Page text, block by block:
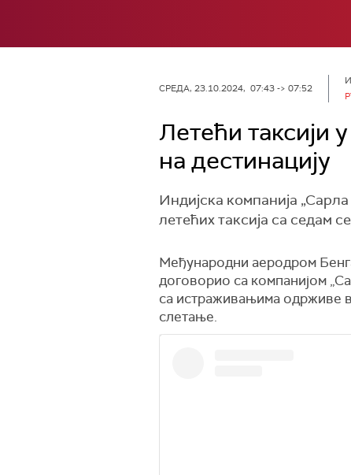
СРЕДА, 23.10.2024, 07:43 -> 07:52
Летећи таксији
на дестинацију
Индијска компанија
летећих таксија са седам
Међународни аеродром Бе
договорио са компанијом
са истраживањима одрживе
слетање.